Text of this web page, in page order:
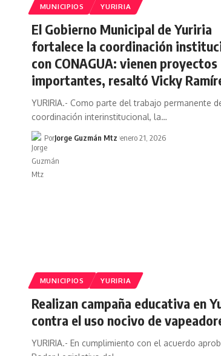
MUNICIPIOS YURIRIA
El Gobierno Municipal de Yuriria
fortalece la coordinación
con CONAGUA: vienen proyectos
importantes, resaltó Vicky
YURIRIA.- Como parte del trabajo permanente
coordinación interinstitucional, la…
PorJorge Guzmán Mtz enero 21, 2026
MUNICIPIOS YURIRIA
Realizan campaña educativa en
contra el uso nocivo de
YURIRIA.- En cumplimiento con el acuerdo